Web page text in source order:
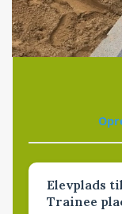
Elevplads
Trainee